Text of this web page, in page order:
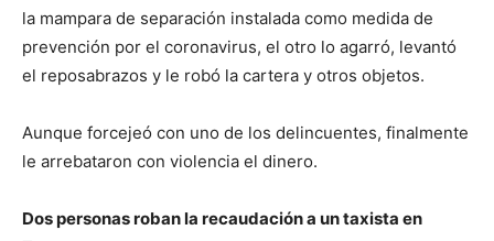
la mampara de separación instalada como medida de
prevención por el coronavirus, el otro lo agarró, levantó
el reposabrazos y le robó la cartera y otros objetos.
Aunque forcejeó con uno de los delincuentes, finalmente
le arrebataron con violencia el dinero.
Dos personas roban la recaudación a un taxista en